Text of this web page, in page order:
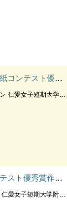
優秀賞作品 ；第6回
短期大学附属図書館編集
秀賞作品 ；第6回
短期大学附属図書館編集